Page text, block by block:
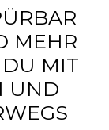
MEHR
DU MIT
UND